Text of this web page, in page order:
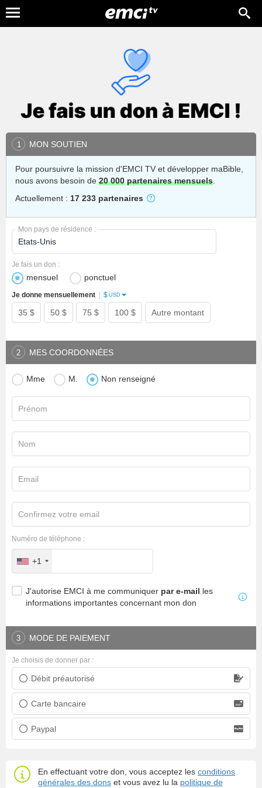
1 MON SOUTIEN
Pour poursuivre la mission d'EMCI TV et développer maBible,
nous avons besoin de 20 000 partenaires mensuels.
Actuellement : 17 233 partenaires
Mon pays de résidence :
mensuel ponctuel
Je fais un don :
35 $ 50 $ 75 $ 100 $ Autre montant
Je donne mensuellement $ USD
2 MES COORDONNÉES
Mme M. Non renseigné
Prénom
Nom
Email
Confirmez votre email
Numéro de téléphone :
+1
J'autorise EMCI à me communiquer par e-mail les
informations importantes concernant mon don
3 MODE DE PAIEMENT
Débit préautorisé
Prélèvement bancaire
Carte bancaire
Carte bancaire
Paypal
Paypal
Je choisis de donner par :
En effectuant votre don, vous acceptez les conditions
générales des dons et vous avez lu la politique de